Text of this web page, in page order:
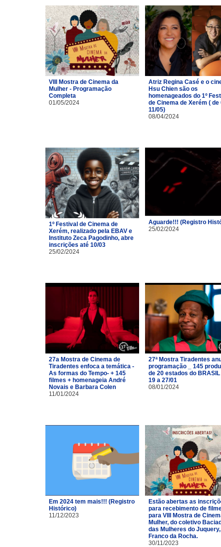
VIII Mostra de Cinema da
Mulher - Programação
Completa
01/05/2024
Atriz Regina Casé e o
Hsu Chien são os
homenageados do 1º
de Cinema de Xerém ( de
11/05)
08/04/2024
1º Festival de Cinema de
Xerém, realizado pela EBAV e
Instituto Zeca Pagodinho, abre
inscrições até 10/03
25/02/2024
Aguarde!!! (Registro
25/02/2024
27a Mostra de Cinema de
Tiradentes enfoca a temática -
As formas do Tempo- + 145
filmes + homenageia André
Novais e Barbara Colen
11/01/2024
27ª Mostra Tiradentes
programação _ 145
de 20 estados do BRASIL
19 a 27/01
08/01/2024
Em 2024 tem mais!!! (Registro
Histórico)
11/12/2023
Estão abertas as
para recebimento de
para VIII Mostra de
Mulher, do coletivo
das Mulheres do
Franco da Rocha.
30/11/2023